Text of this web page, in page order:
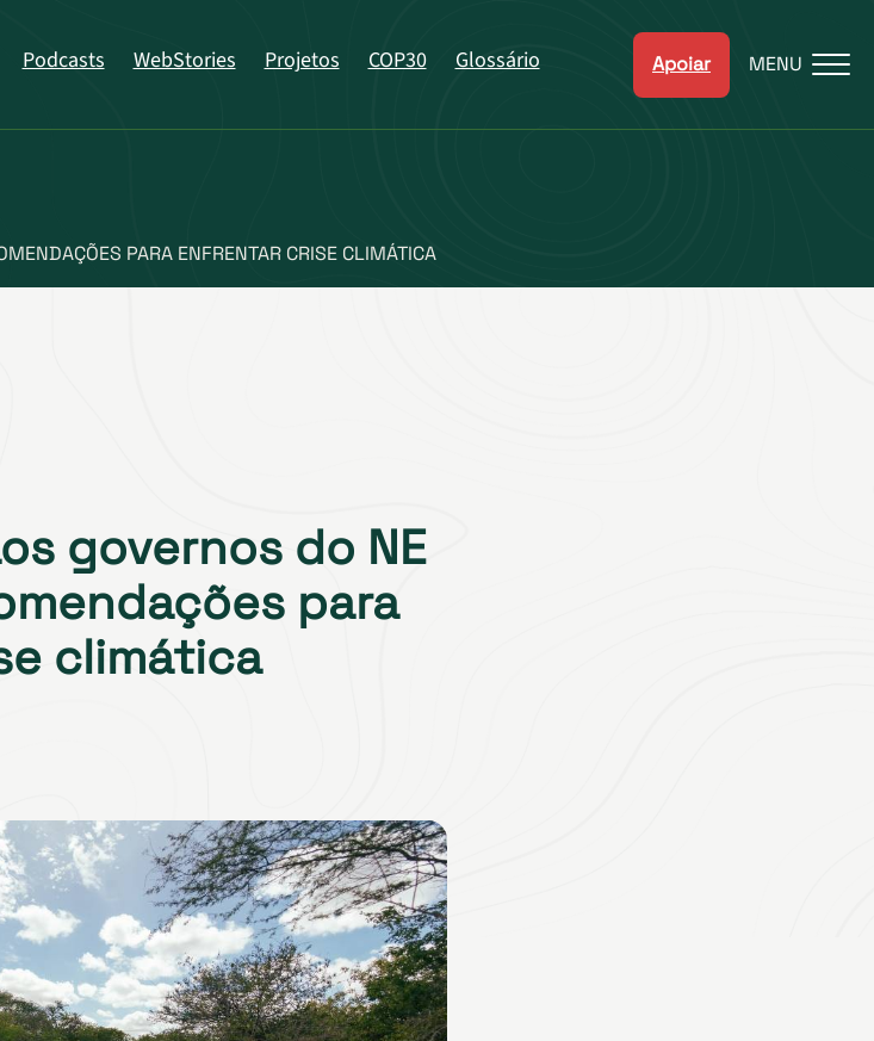
Podcasts WebStories Projetos COP30 Glossário Apoiar MENU
PARA ENFRENTAR CRISE CLIMÁTICA
governos do NE
para
climática